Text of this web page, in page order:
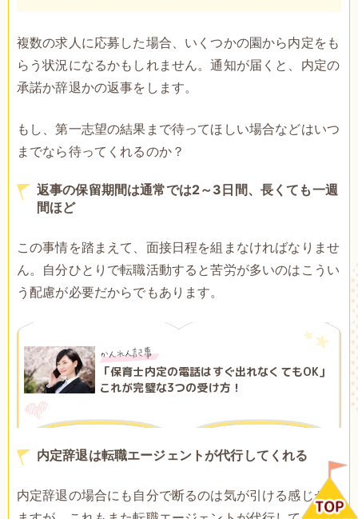
複数の求人に応募した場合、いくつかの園から内定をも
らう状況になるかもしれません。通知が届くと、内定の
承諾か辞退かの返事をします。
もし、第一志望の結果まで待ってほしい場合などはいつ
までなら待ってくれるのか？
返事の保留期間は通常では2～3日間、長くても一週
間ほど
この事情を踏まえて、面接日程を組まなければなりませ
ん。自分ひとりで転職活動すると苦労が多いのはこうい
う配慮が必要だからでもあります。
「保育士内定の電話はすぐ出れなくてもOK」
これが完璧な3つの受け方！
内定辞退は転職エージェントが代行してくれる
内定辞退の場合にも自分で断るのは気が引ける感じがし